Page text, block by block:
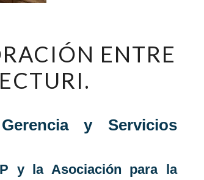
ENTRE
y Servicios
y la Asociación para la